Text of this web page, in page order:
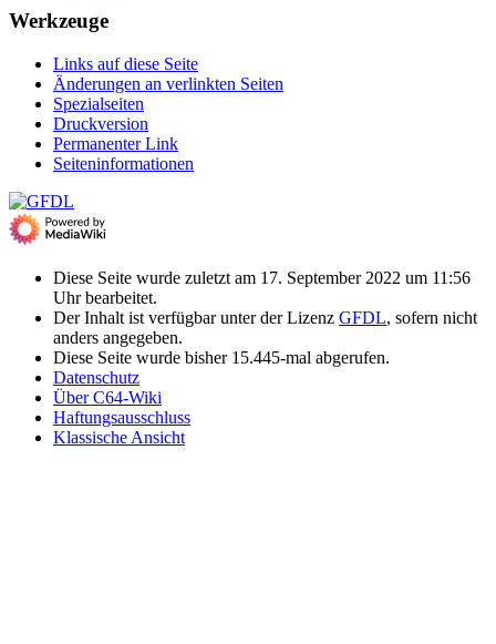
Werkzeuge
Links auf diese Seite
Änderungen an verlinkten Seiten
Spezialseiten
Druckversion
Permanenter Link
Seiten­­informationen
Diese Seite wurde zuletzt am 17. September 2022 um 11:56
Uhr bearbeitet.
Der Inhalt ist verfügbar unter der Lizenz GFDL, sofern nicht
anders angegeben.
Diese Seite wurde bisher 15.445-mal abgerufen.
Datenschutz
Über C64-Wiki
Haftungsausschluss
Klassische Ansicht